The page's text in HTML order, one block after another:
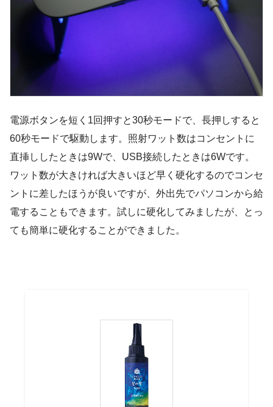
電源ボタンを短く1回押すと30秒モードで、長押しすると
60秒モードで駆動します。照射ワット数はコンセントに
直挿ししたときは9Wで、USB接続したときは6Wです。
ワット数が大きければ大きいほど早く硬化するのでコンセ
ントに差したほうが良いですが、外出先でパソコンから給
電することもできます。試しに硬化してみましたが、とっ
ても簡単に硬化することができました。